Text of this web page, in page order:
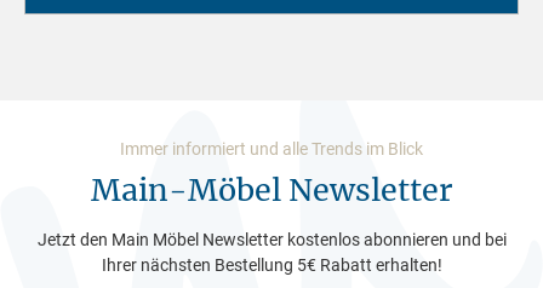
Immer informiert und alle Trends im Blick
Main-Möbel Newsletter
Jetzt den Main Möbel Newsletter kostenlos abonnieren und bei
Ihrer nächsten Bestellung 5€ Rabatt erhalten!